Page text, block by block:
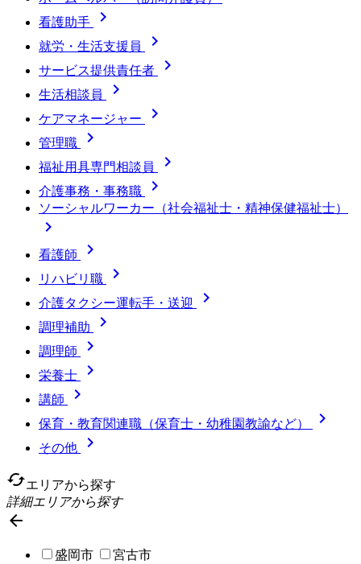
看護助手 
就労・生活支援員 
サービス提供責任者 
生活相談員 
ケアマネージャー 
管理職 
福祉用具専門相談員 
介護事務・事務職 
ソーシャルワーカー（社会福祉士・精神保健福祉士）

看護師 
リハビリ職 
介護タクシー運転手・送迎 
調理補助 
調理師 
栄養士 
講師 
保育・教育関連職（保育士・幼稚園教諭など） 
その他

cachedエリアから探す
詳細エリアから探す

盛岡市
宮古市